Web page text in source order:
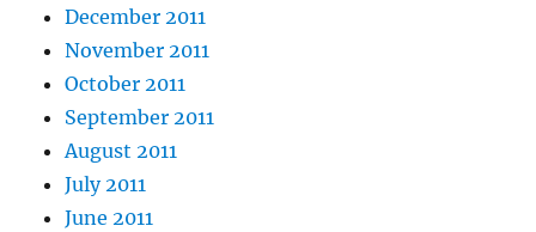
December 2011
November 2011
October 2011
September 2011
August 2011
July 2011
June 2011